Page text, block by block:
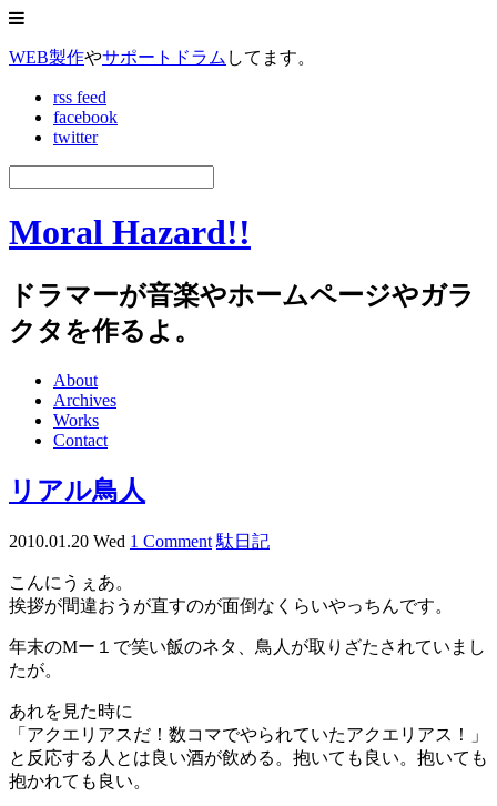
WEB製作やサポートドラム してます。
rss feed
facebook
twitter
Moral Hazard!!
ドラマーが音楽やホームページやガラ
クタを作るよ。
About
Archives
Works
Contact
リアル鳥人
2010.01.20 Wed 1 Comment 駄日記
こんにうぇあ。
挨拶が間違おうが直すのが面倒なくらいやっちんです。
年末のMー１で笑い飯のネタ、鳥人が取りざたされていまし
たが。
あれを見た時に
「アクエリアスだ！数コマでやられていたアクエリアス！」
と反応する人とは良い酒が飲める。抱いても良い。抱いても
抱かれても良い。